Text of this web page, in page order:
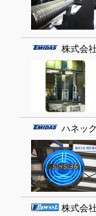
株式会
ハネッ
株式会